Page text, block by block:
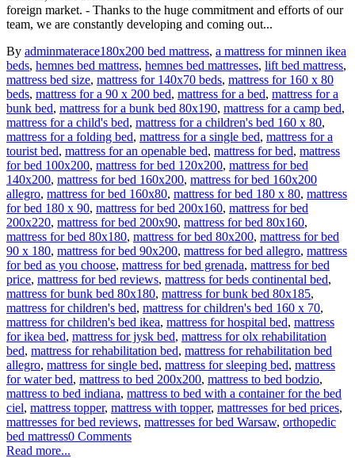
foreign market. - Thanks to the huge commitment and efforts of our
team, we are constantly developing and coming out...
By adminmaterace180x200 bed mattress, a mattress for minnen ikea
beds, hemnes bed mattress, hemnes bed mattresses, lift bed mattress,
mattress bed size, mattress for 140x70 beds, mattress for 160 x 80
beds, mattress for a 90 x 200 bed, mattress for a bed, mattress for a
bunk bed, mattress for a bunk bed 80x190, mattress for a camp bed,
mattress for a child's bed, mattress for a children's bed 160 x 80,
mattress for a folding bed, mattress for a single bed, mattress for a
tourist bed, mattress for an openable bed, mattress for bed, mattress
for bed 100x200, mattress for bed 120x200, mattress for bed
140x200, mattress for bed 160x200, mattress for bed 160x200
allegro, mattress for bed 160x80, mattress for bed 180 x 80, mattress
for bed 180 x 90, mattress for bed 200x160, mattress for bed
200x220, mattress for bed 200x90, mattress for bed 80x160,
mattress for bed 80x180, mattress for bed 80x200, mattress for bed
90 x 180, mattress for bed 90x200, mattress for bed allegro, mattress
for bed as you choose, mattress for bed grenada, mattress for bed
price, mattress for bed reviews, mattress for beds continental bed,
mattress for bunk bed 80x180, mattress for bunk bed 80x185,
mattress for children's bed, mattress for children's bed 160 x 70,
mattress for children's bed ikea, mattress for hospital bed, mattress
for ikea bed, mattress for jysk bed, mattress for olx rehabilitation
bed, mattress for rehabilitation bed, mattress for rehabilitation bed
allegro, mattress for single bed, mattress for sleeping bed, mattress
for water bed, mattress to bed 200x200, mattress to bed bodzio,
mattress to bed indiana, mattress to bed with a container for the bed
ciel, mattress topper, mattress with topper, mattresses for bed prices,
mattresses for bed reviews, mattresses for bed Warsaw, orthopedic
bed mattress0 Comments
Read more...